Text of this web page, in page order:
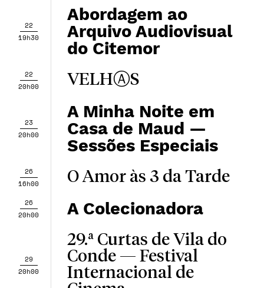
22
19h30
Abordagem ao
Arquivo Audiovisual
do Citemor
22
20h00
VELHⒶS
23
20h00
A Minha Noite em
Casa de Maud —
Sessões Especiais
26
16h00
O Amor às 3 da Tarde
26
20h00
A Colecionadora
29
20h00
29.ª Curtas de Vila do
Conde — Festival
Internacional de